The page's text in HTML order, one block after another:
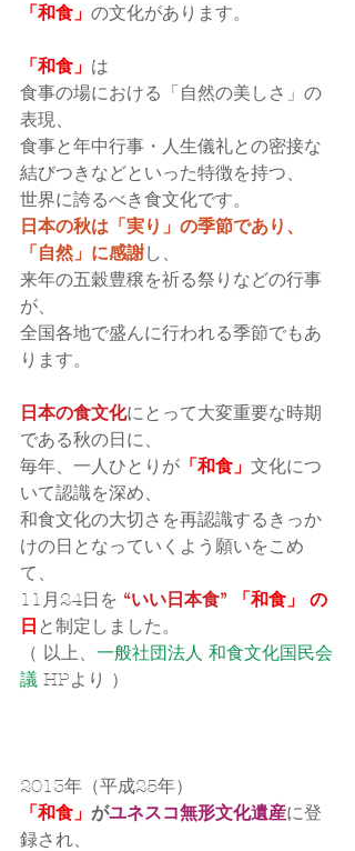
「和食」 の文化があります。
「和食」 は
食事の場における「自然の美しさ」の
表現、
食事と年中行事・人生儀礼との密接な
結びつきなどといった特徴を持つ、
世界に誇るべき食文化です。
日本の秋は「実り」の季節であり、
「自然」に感謝し、
来年の五穀豊穣を祈る祭りなどの行事
が、
全国各地で盛んに行われる季節でもあ
ります。
日本の食文化にとって大変重要な時期
である秋の日に、
毎年、一人ひとりが 「和食」 文化につ
いて認識を深め、
和食文化の大切さを再認識するきっか
けの日となっていくよう願いをこめ
て、
11月24日を “いい日本食”
「和食」 の
日 と制定しました。
（ 以上、 一般社団法人 和食文化国民会
議 HPより ）
2013年（平成25年）
「和食」 がユネスコ無形文化遺産に登
録され、